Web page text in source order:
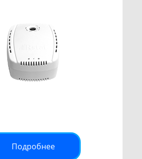
Подробнее